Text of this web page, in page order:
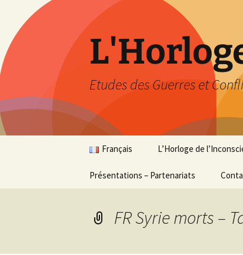
contenu
Etudes des Guerres et
Français
Français
L’Horloge de
Synthèse
Présentations – Partenariats
FR Syrie morts –